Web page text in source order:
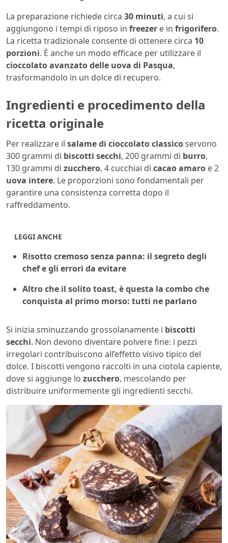
La preparazione richiede circa 30 minuti, a cui si
aggiungono i tempi di riposo in freezer e in frigorifero.
La ricetta tradizionale consente di ottenere circa 10
porzioni. È anche un modo efficace per utilizzare il
cioccolato avanzato delle uova di Pasqua,
trasformandolo in un dolce di recupero.
Ingredienti e procedimento della
ricetta originale
Per realizzare il salame di cioccolato classicoservono
300 grammi di biscotti secchi, 200 grammi di burro,
130 grammi di zucchero, 4 cucchiai di cacao amaro e 2
uova intere. Le proporzioni sono fondamentali per
garantire una consistenza corretta dopo il
raffreddamento.
LEGGI ANCHE
Risotto cremoso senza panna: il segreto degli
chef e gli errori da evitare
Altro che il solito toast, è questa la combo che
conquista al primo morso: tutti ne parlano
Si inizia sminuzzando grossolanamente i biscotti
secchi. Non devono diventare polvere fine: i pezzi
irregolari contribuiscono all’effetto visivo tipico del
dolce. I biscotti vengono raccolti in una ciotola capiente,
dove si aggiunge lo zucchero, mescolando per
distribuire uniformemente gli ingredienti secchi.